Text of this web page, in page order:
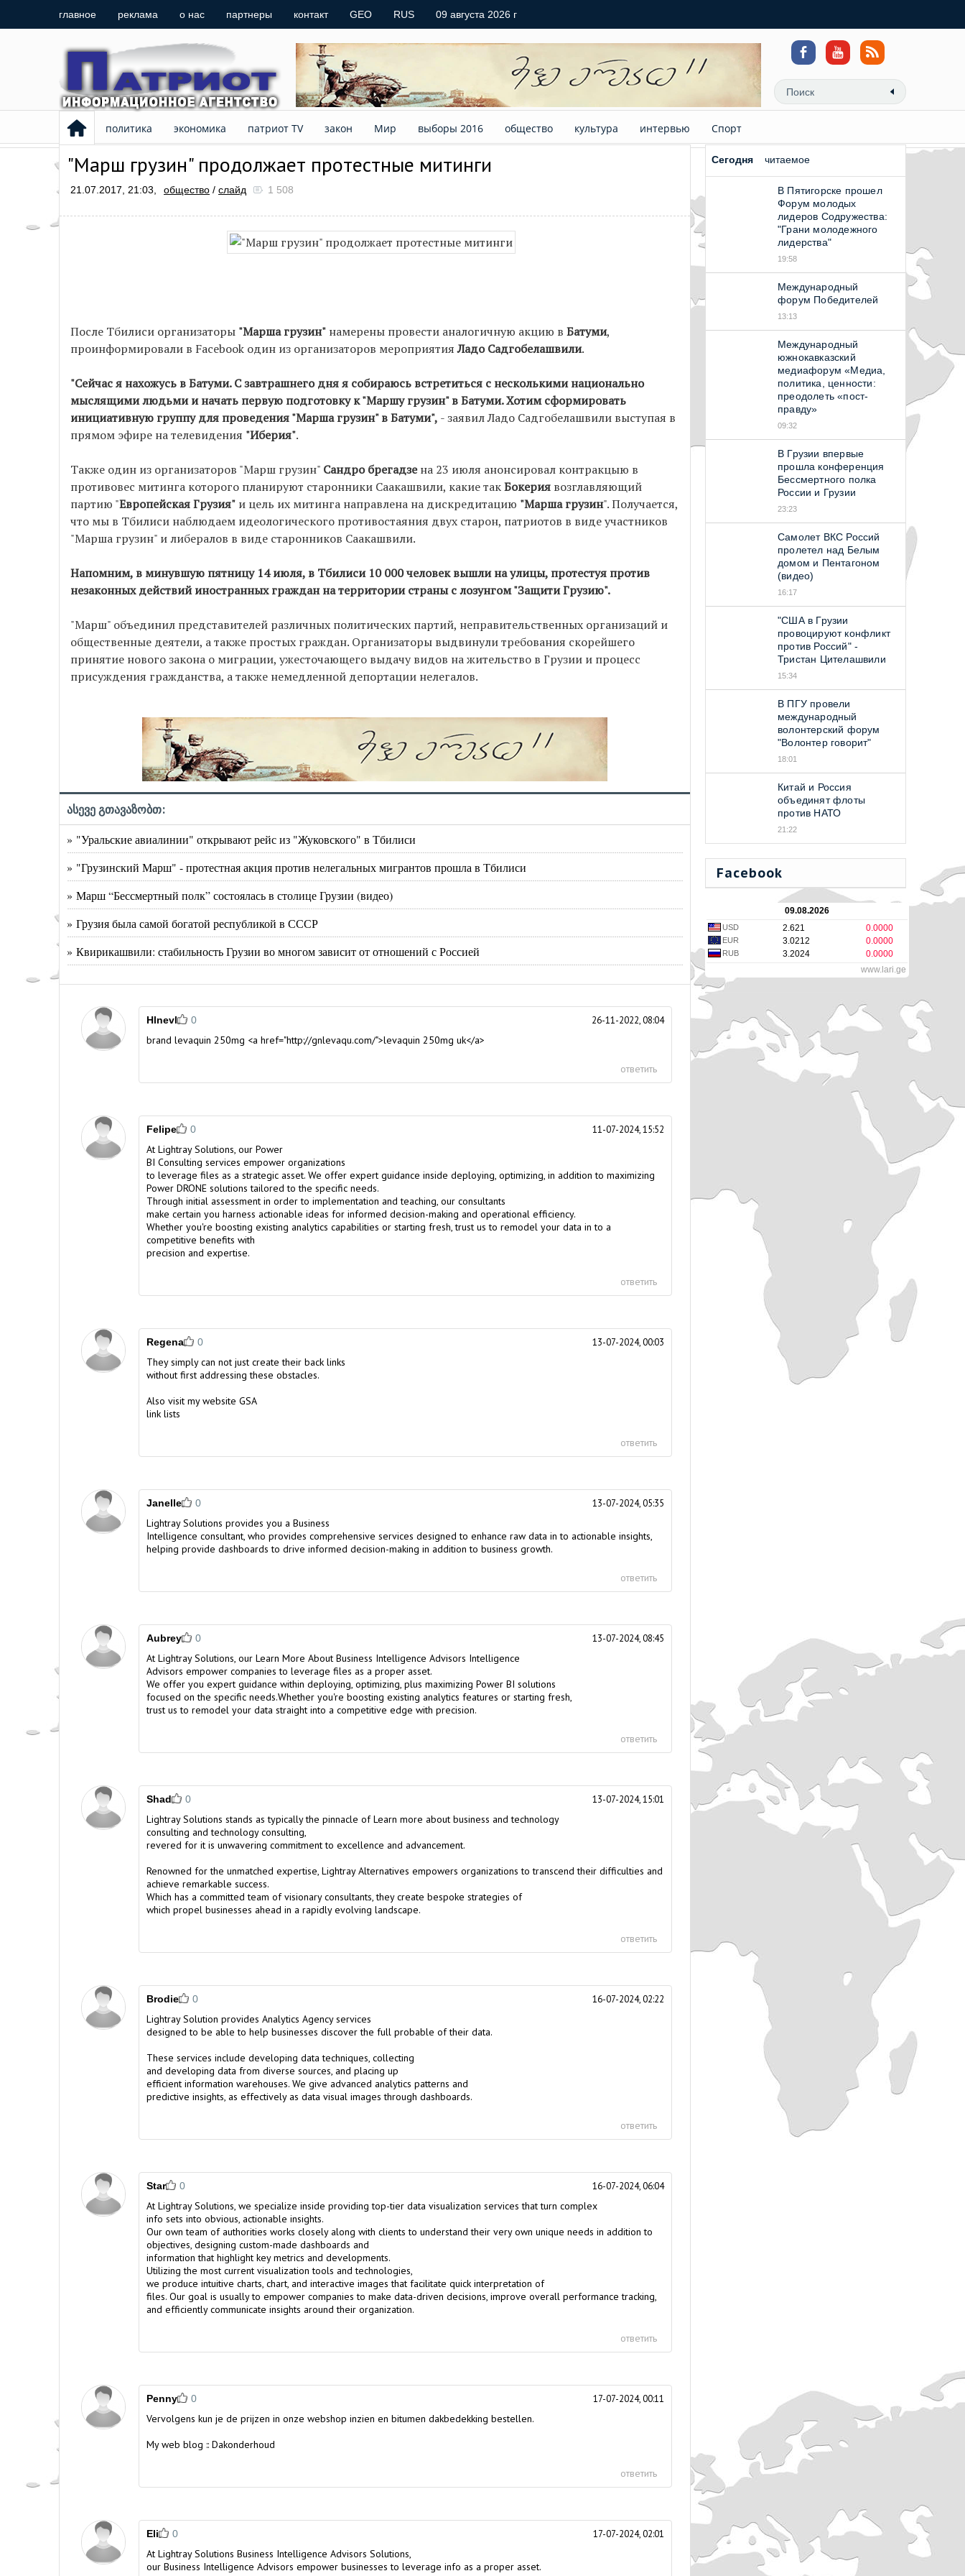
главное реклама о нас партнеры контакт GEO RUS 09 августа 2026 г
политика экономика патриот TV закон Мир выборы 2016 общество культура интервью Спорт
"Марш грузин" продолжает протестные митинги
21.07.2017, 21:03, общество / слайд 1 508
После Тбилиси организаторы "Марша грузин" намерены провести аналогичную акцию в Батуми,
проинформировали в Facebook один из организаторов мероприятияЛадо Садгобелашвили.
"Сейчас я нахожусь в Батуми. С завтрашнего дня я собираюсь встретиться с несколькими национально
мыслящими людьми и начать первую подготовку к "Маршу грузин" в Батуми. Хотим сформировать
инициативную группу для проведения "Марша грузин" в Батуми", - заявил Ладо Садгобелашвили выступая в
прямом эфире на телевидения "Иберия".
Также один из организаторов "Марш грузин" Сандро брегадзена 23 июля анонсировал контракцыю в
противовес митинга которого планируют старонники Саакашвили, какие такБокерия возглавляющий
партию "Европейская Грузия" и цель их митинга направлена на дискредитацию "Марша грузин". Получается,
что мы в Тбилиси наблюдаем идеологического противостаяния двух старон, патриотов в виде участников
"Марша грузин" и либералов в виде старонников Саакашвили.
Напомним, в минувшую пятницу 14 июля, в Тбилиси 10 000 человек вышли на улицы, протестуя против
незаконных действий иностранных граждан на территории страны с лозунгом "Защити Грузию".
"Марш" объединил представителей различных политических партий, неправительственных организаций и
общественные деятели, а также простых граждан. Организаторы выдвинули требования скорейшего
принятие нового закона о миграции, ужесточающего выдачу видов на жительство в Грузии и процесс
присуждения гражданства, а также немедленной депортации нелегалов.
ასევე გთავაზობთ:
» "Уральские авиалинии" открывают рейс из "Жуковского" в Тбилиси
» "Грузинский Марш" - протестная акция против нелегальных мигрантов прошла в Тбилиси
» Марш “Бессмертный полк” состоялась в столице Грузии (видео)
» Грузия была самой богатой республикой в СССР
» Квирикашвили: стабильность Грузии во многом зависит от отношений с Россией
Hlnevl 26-11-2022, 08:04
0
brand levaquin 250mg <a href="http://gnlevaqu.com/">levaquin 250mg uk</a>
ответить
Felipe 11-07-2024, 15:52
0
At Lightray Solutions, our Power
BI Consulting services empower organizations
to leverage files as a strategic asset. We offer expert guidance inside deploying, optimizing, in addition to maximizing
Power DRONE solutions tailored to the specific needs.
Through initial assessment in order to implementation and teaching, our consultants
make certain you harness actionable ideas for informed decision-making and operational efficiency.
Whether you're boosting existing analytics capabilities or starting fresh, trust us to remodel your data in to a
competitive benefits with
precision and expertise.
ответить
Regena 13-07-2024, 00:03
0
They simply can not just create their back links
without first addressing these obstacles.
Also visit my website GSA
link lists
ответить
Janelle 13-07-2024, 05:35
0
Lightray Solutions provides you a Business
Intelligence consultant, who provides comprehensive services designed to enhance raw data in to actionable insights,
helping provide dashboards to drive informed decision-making in addition to business growth.
ответить
Aubrey 13-07-2024, 08:45
0
At Lightray Solutions, our Learn More About Business Intelligence Advisors Intelligence
Advisors empower companies to leverage files as a proper asset.
We offer you expert guidance within deploying, optimizing, plus maximizing Power BI solutions
focused on the specific needs.Whether you're boosting existing analytics features or starting fresh,
trust us to remodel your data straight into a competitive edge with precision.
ответить
Shad 13-07-2024, 15:01
0
Lightray Solutions stands as typically the pinnacle ofLearn more about business and technology
consulting and technology consulting,
revered for it is unwavering commitment to excellence and advancement.
Renowned for the unmatched expertise, Lightray Alternatives empowers organizations to transcend their difficulties and
achieve remarkable success.
Which has a committed team of visionary consultants, they create bespoke strategies of
which propel businesses ahead in a rapidly evolving landscape.
ответить
Brodie 16-07-2024, 02:22
0
Lightray Solution provides Analytics Agencyservices
designed to be able to help businesses discover the full probable of their data.
These services include developing data techniques, collecting
and developing data from diverse sources, and placing up
efficient information warehouses. We give advanced analytics patterns and
predictive insights, as effectively as data visual images through dashboards.
ответить
Star 16-07-2024, 06:04
0
At Lightray Solutions, we specialize inside providing top-tier data visualization services that turn complex
info sets into obvious, actionable insights.
Our own team of authorities works closely along with clients to understand their very own unique needs in addition to
objectives, designing custom-made dashboards and
information that highlight key metrics and developments.
Utilizing the most current visualization tools and technologies,
we produce intuitive charts, chart, and interactive images that facilitate quick interpretation of
files. Our goal is usually to empower companies to make data-driven decisions, improve overall performance tracking,
and efficiently communicate insights around their organization.
ответить
Penny 17-07-2024, 00:11
0
Vervolgens kun je de prijzen in onze webshop inzien en bitumen dakbedekking bestellen.
My web blog :: Dakonderhoud
ответить
Eli 17-07-2024, 02:01
0
At Lightray Solutions Business Intelligence Advisors Solutions,
our Business Intelligence Advisors empower businesses to leverage info as a proper asset.
Сегодня читаемое
В Пятигорске прошел
Форум молодых
лидеров Содружества:
"Грани молодежного
лидерства"
19:58
Международный
форум Победителей
13:13
Международный
южнокавказский
медиафорум «Медиа,
политика, ценности:
преодолеть «пост-
правду»
09:32
В Грузии впервые
прошла конференция
Бессмертного полка
России и Грузии
23:23
Самолет ВКС Россий
пролетел над Белым
домом и Пентагоном
(видео)
16:17
"США в Грузии
провоцируют конфликт
против Россий" -
Тристан Цителашвили
15:34
В ПГУ провели
международный
волонтерский форум
"Волонтер говорит"
18:01
Китай и Россия
объединят флоты
против НАТО
21:22
Facebook
09.08.2026
USD 2.621 0.0000
EUR 3.0212 0.0000
RUB 3.2024
0.0000
www.lari.ge